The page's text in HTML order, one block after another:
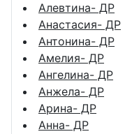
Алевтина- ДР
Анастасия- ДР
Антонина- ДР
Амелия- ДР
Ангелина- ДР
Анжела- ДР
Арина- ДР
Анна- ДР